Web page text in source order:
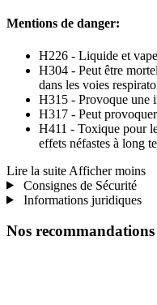
Mentions de danger:
H226 - Liquide et
H304 - Peut être
dans les voies
H315 - Provoque une
H317 - Peut
H411 - Toxique pour
effets néfastes à long
Lire la suite Afficher moins
Consignes de Sécurité
Informations juridiques
Nos recommandations